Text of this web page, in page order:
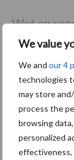
We value
We and our 4
technologies
may store
process the
browsing
personalized
effectiveness,
Wet en